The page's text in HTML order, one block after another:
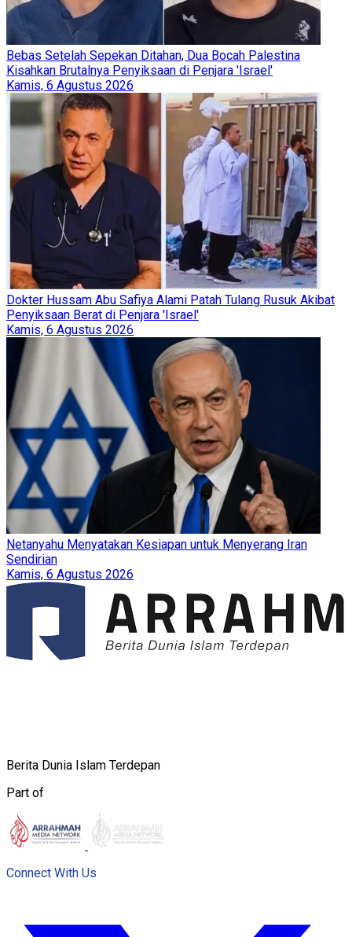
Bebas Setelah Sepekan Ditahan, Dua Bocah Palestina
Kisahkan Brutalnya Penyiksaan di Penjara 'Israel'
Kamis, 6 Agustus 2026
Dokter Hussam Abu Safiya Alami Patah Tulang Rusuk Akibat
Penyiksaan Berat di Penjara 'Israel'
Kamis, 6 Agustus 2026
Netanyahu Menyatakan Kesiapan untuk Menyerang Iran
Sendirian
Kamis, 6 Agustus 2026
Berita Dunia Islam Terdepan
Part of
Connect With Us